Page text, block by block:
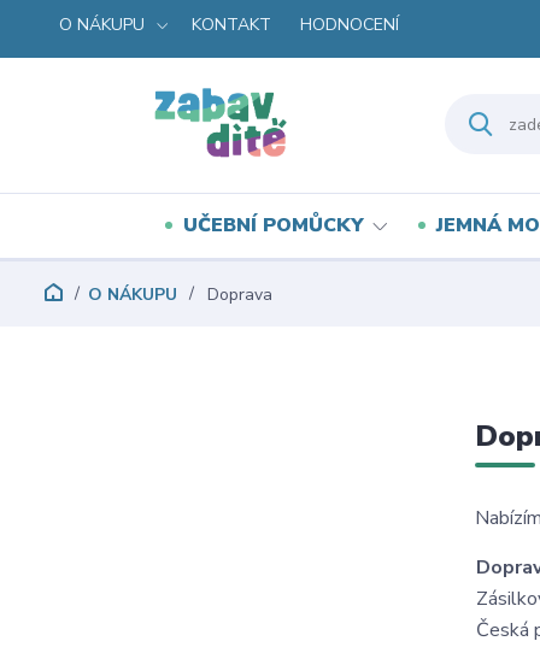
O NÁKUPU KONTAKT HODNOCENÍ
UČEBNÍ POMŮCKY JEMNÁ
O NÁKUPU Doprava
Česká